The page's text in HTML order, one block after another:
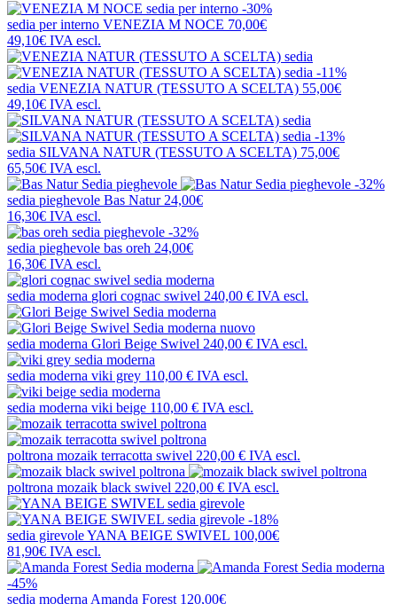
-30%
sedia per interno VENEZIA M NOCE 70,00€
49,10€ IVA escl.
-11%
sedia VENEZIA NATUR (TESSUTO A SCELTA) 55,00€
49,10€ IVA escl.
-13%
sedia SILVANA NATUR (TESSUTO A SCELTA) 75,00€
65,50€ IVA escl.
-32%
sedia pieghevole Bas Natur 24,00€
16,30€ IVA escl.
-32%
sedia pieghevole bas oreh 24,00€
16,30€ IVA escl.
sedia moderna glori cognac swivel 240,00 € IVA escl.
nuovo
sedia moderna Glori Beige Swivel 240,00 € IVA escl.
sedia moderna viki grey 110,00 € IVA escl.
sedia moderna viki beige 110,00 € IVA escl.
poltrona mozaik terracotta swivel 220,00 € IVA escl.
poltrona mozaik black swivel 220,00 € IVA escl.
-18%
sedia girevoleYANA BEIGE SWIVEL 100,00€
81,90€ IVA escl.
-45%
sedia modernaAmanda Forest 120,00€